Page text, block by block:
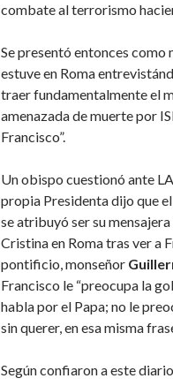
combate al terrorismo
Se presentó entonces como
estuve en Roma
traer fundamentalmente el
amenazada de muerte por
Francisco”.
Un obispo cuestionó ante
propia Presidenta dijo que
se atribuyó ser su
Cristina en Roma tras ver a
pontificio, monseñor
Francisco le “preocupa la
habla por el Papa; no le
sin querer, en esa misma
Según confiaron a este